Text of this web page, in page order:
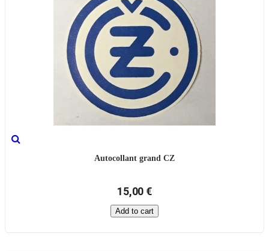
Autocollant grand CZ
15,00 €
Add to cart